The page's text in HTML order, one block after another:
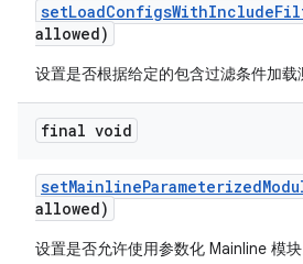
setLoadConfigsWithInclude
allowed)
设置是否根据给定的包含过滤条件加载
final void
setMainlineParameterized
allowed)
设置是否允许使用参数化 Mainline 模块